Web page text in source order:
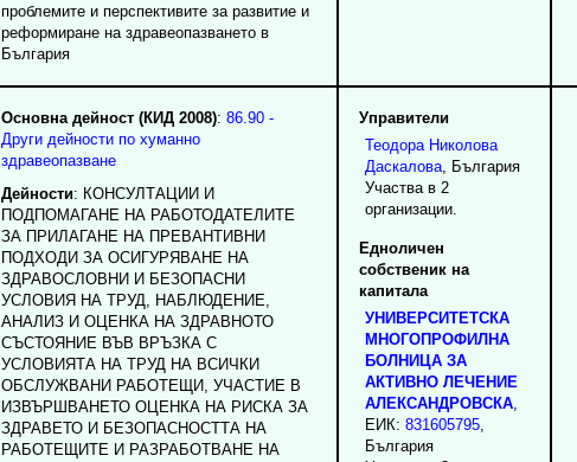
проблемите и перспективите за развитие и
реформиране на здравеопазването в
България
Основна дейност (КИД 2008): 86.90 -
Други дейности по хуманно
здравеопазване
Дейности: КОНСУЛТАЦИИ И
ПОДПОМАГАНЕ НА РАБОТОДАТЕЛИТЕ
ЗА ПРИЛАГАНЕ НА ПРЕВАНТИВНИ
ПОДХОДИ ЗА ОСИГУРЯВАНЕ НА
ЗДРАВОСЛОВНИ И БЕЗОПАСНИ
УСЛОВИЯ НА ТРУД, НАБЛЮДЕНИЕ,
АНАЛИЗ И ОЦЕНКА НА ЗДРАВНОТО
СЪСТОЯНИЕ ВЪВ ВРЪЗКА С
УСЛОВИЯТА НА ТРУД НА ВСИЧКИ
ОБСЛУЖВАНИ РАБОТЕЩИ, УЧАСТИЕ В
ИЗВЪРШВАНЕТО ОЦЕНКА НА РИСКА ЗА
ЗДРАВЕТО И БЕЗОПАСНОСТТА НА
РАБОТЕЩИТЕ И РАЗРАБОТВАНЕ НА
Управители
Теодора Николова
Даскалова, България
Участва в 2
организации.
Едноличен
собственик на
капитала
УНИВЕРСИТЕТСКА
МНОГОПРОФИЛНА
БОЛНИЦА ЗА
АКТИВНО ЛЕЧЕНИЕ
АЛЕКСАНДРОВСКА,
ЕИК: 831605795,
България